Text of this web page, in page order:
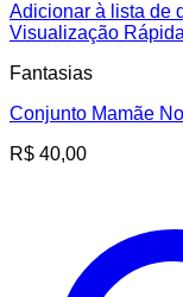
Adicionar à lista de
Visualização Rápida
Fantasias
Conjunto Mamãe
R$ 40,00